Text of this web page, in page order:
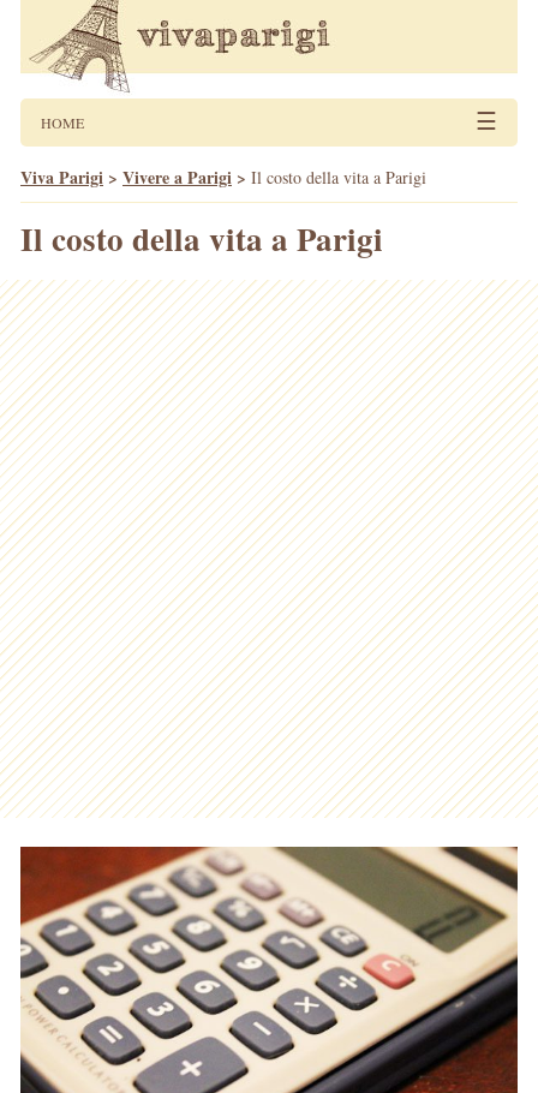
HOME ☰
Viva Parigi > Vivere a Parigi > Il costo della vita a Parigi
Il costo della vita a Parigi